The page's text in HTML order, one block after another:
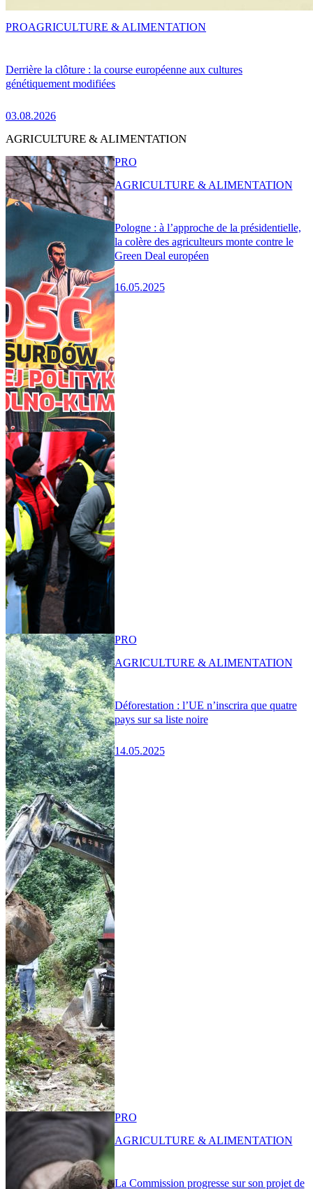
Derrière la clôture : la course européenne aux cultures
génétiquement modifiées
03.08.2026
PROAGRICULTURE & ALIMENTATION
AGRICULTURE & ALIMENTATION
Pologne : à l’approche de la présidentielle,
la colère des agriculteurs monte contre le
Green Deal européen
16.05.2025
PRO
AGRICULTURE & ALIMENTATION
Déforestation : l’UE n’inscrira que quatre
pays sur sa liste noire
14.05.2025
PRO
AGRICULTURE & ALIMENTATION
La Commission progresse sur son projet de
PRO
AGRICULTURE & ALIMENTATION